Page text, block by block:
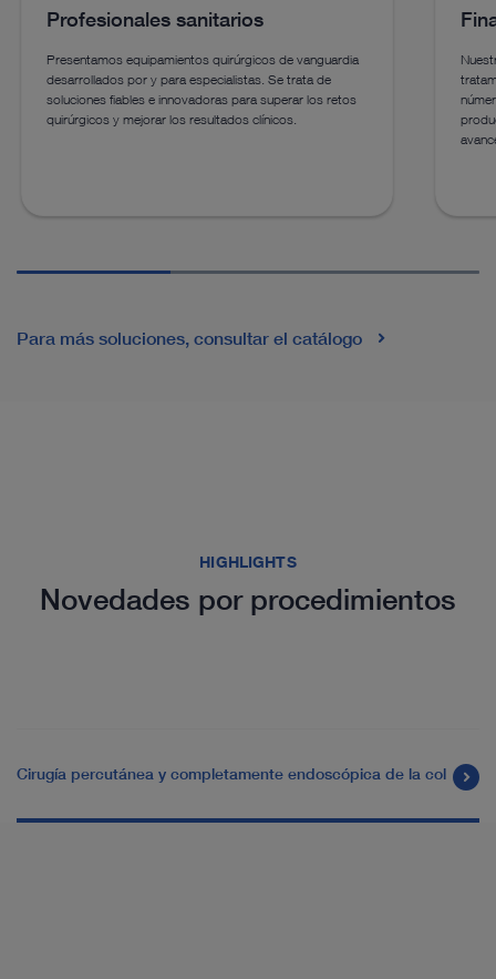
Profesionales sanitarios
Presentamos equipamientos quirúrgicos de vanguardia
desarrollados por y para especialistas. Se trata de
soluciones fiables e innovadoras para superar los retos
quirúrgicos y mejorar los resultados clínicos.
Para más soluciones, consultar el catálogo
HIGHLIGHTS
Novedades por procedimientos
Cirugía percutánea y completamente endoscópica de la columna